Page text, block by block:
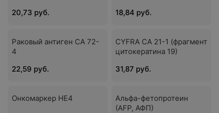
20,73 руб.
18,84 руб.
Раковый антиген СА 72-
4
22,59 руб.
CYFRA СА 21-1 (фрагмент
цитокератина 19)
31,87 руб.
Онкомаркер НЕ4
Альфа-фетопротеин
(AFP, АФП)